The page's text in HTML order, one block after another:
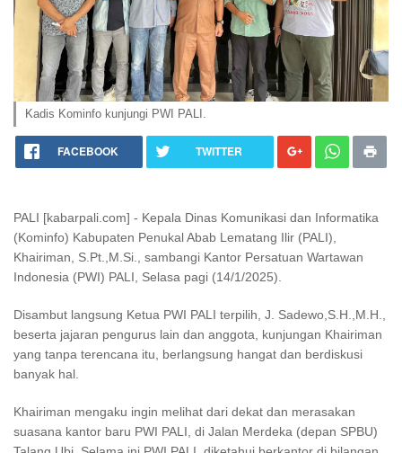
Kadis Kominfo kunjungi PWI PALI.
FACEBOOK TWITTER
PALI [kabarpali.com] - Kepala Dinas Komunikasi dan Informatika
(Kominfo) Kabupaten Penukal Abab Lematang Ilir (PALI),
Khairiman, S.Pt.,M.Si., sambangi Kantor Persatuan Wartawan
Indonesia (PWI) PALI, Selasa pagi (14/1/2025).
Disambut langsung Ketua PWI PALI terpilih, J. Sadewo,S.H.,M.H.,
beserta jajaran pengurus lain dan anggota, kunjungan Khairiman
yang tanpa terencana itu, berlangsung hangat dan berdiskusi
banyak hal.
Khairiman mengaku ingin melihat dari dekat dan merasakan
suasana kantor baru PWI PALI, di Jalan Merdeka (depan SPBU)